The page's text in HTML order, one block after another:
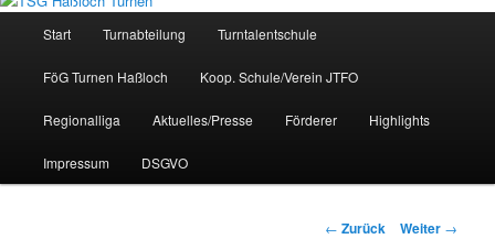
Start Turnabteilung Turntalentschule
FöG Turnen Haßloch Koop. Schule/Verein JTFO
Regionalliga Aktuelles/Presse Förderer Highlights
Impressum DSGVO
Beitrags-
← Zurück Weiter →